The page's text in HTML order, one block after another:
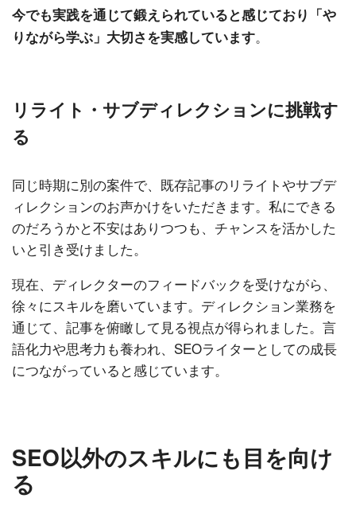
今でも実践を通じて鍛えられていると感じており「や
りながら学ぶ」大切さを実感しています。
リライト・サブディレクションに挑戦す
る
同じ時期に別の案件で、既存記事のリライトやサブデ
ィレクションのお声かけをいただきます。私にできる
のだろうかと不安はありつつも、チャンスを活かした
いと引き受けました。
現在、ディレクターのフィードバックを受けながら、
徐々にスキルを磨いています。ディレクション業務を
通じて、記事を俯瞰して見る視点が得られました。言
語化力や思考力も養われ、SEOライターとしての成長
につながっていると感じています。
SEO以外のスキルにも目を向け
る